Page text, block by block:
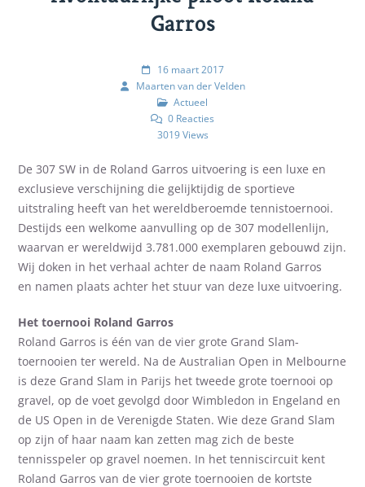
Garros
16 maart 2017
Maarten van der Velden
Actueel
0 Reacties
3019 Views
De 307 SW in de Roland Garros uitvoering is een luxe en
exclusieve verschijning die gelijktijdig de sportieve
uitstraling heeft van het wereldberoemde tennistoernooi.
Destijds een welkome aanvulling op de 307 modellenlijn,
waarvan er wereldwijd 3.781.000 exemplaren gebouwd zijn.
Wij doken in het verhaal achter de naam Roland Garros
en namen plaats achter het stuur van deze luxe uitvoering.
Het toernooi Roland Garros
Roland Garros is één van de vier grote Grand Slam-
toernooien ter wereld. Na de Australian Open in Melbourne
is deze Grand Slam in Parijs het tweede grote toernooi op
gravel, op de voet gevolgd door Wimbledon in Engeland en
de US Open in de Verenigde Staten. Wie deze Grand Slam
op zijn of haar naam kan zetten mag zich de beste
tennisspeler op gravel noemen. In het tenniscircuit kent
Roland Garros van de vier grote toernooien de kortste